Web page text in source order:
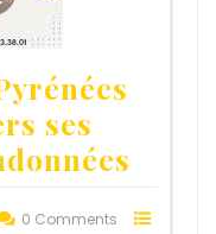
ses
0 Comments